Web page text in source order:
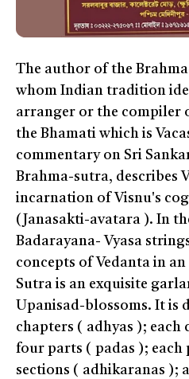
The author of the
whom Indian tradition
arranger or the compiler
the Bhamati which is
commentary on Sri
Brahma-sutra, describes
incarnation of Visnu's
(Janasakti-avatara ). In
Badarayana- Vyasa
concepts of Vedanta in
Sutra is an exquisite
Upanisad-blossoms. It is
chapters ( adhyas ); each
four parts ( padas ); each
sections ( adhikaranas );